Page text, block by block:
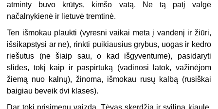
atminty buvo krūtys, kimšo vatą. Ne tą patį valgė
načalnykienė ir lietuvė tremtinė.
Ten išmokau plaukti (vyresni vaikai meta į vandenį ir žiūri,
išsikapstysi ar ne), rinkti puikiausius grybus, uogas ir kedro
riešutus (ne šiaip sau, o kad išgyventume), pasidaryti
slides, tokį kaip ir paspirtuką (vadinosi latok, važinėjom
žiemą nuo kalnų), žinoma, išmokau rusų kalbą (rusiškai
baigiau beveik dvi klases).